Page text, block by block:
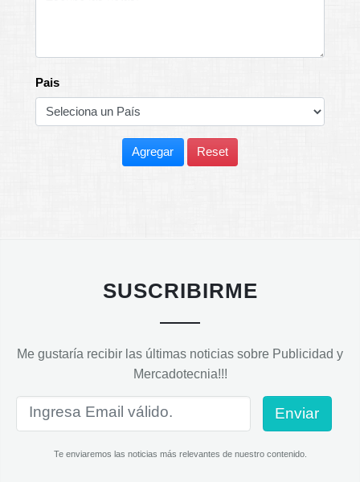
Pais
Agregar Reset
SUSCRIBIRME
Me gustaría recibir las últimas noticias sobre Publicidad y
Mercadotecnia!!!
Enviar
Te enviaremos las noticias más relevantes de nuestro contenido.